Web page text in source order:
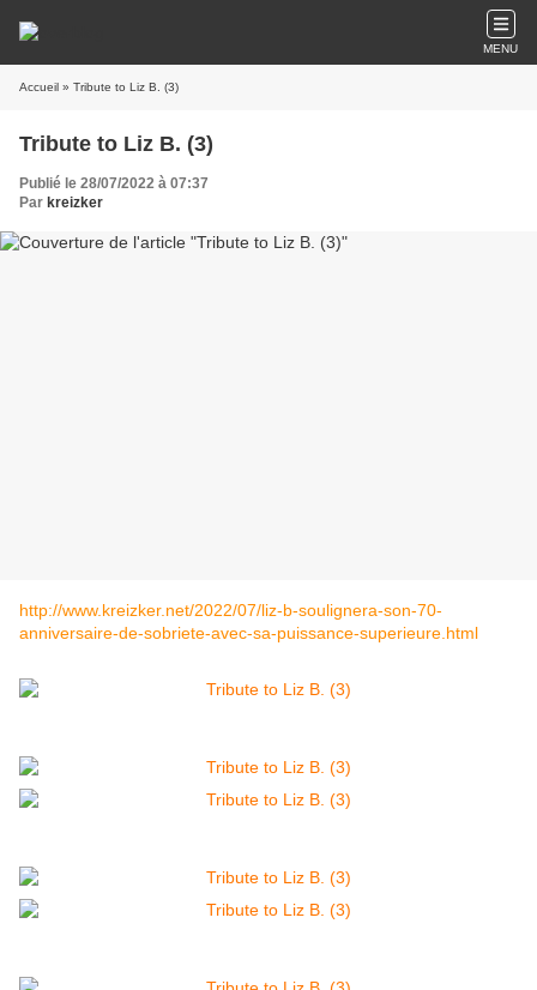
MENU
Accueil » Tribute to Liz B. (3)
Tribute to Liz B. (3)
Publié le 28/07/2022 à 07:37
Par kreizker
http://www.kreizker.net/2022/07/liz-b-soulignera-son-70-
anniversaire-de-sobriete-avec-sa-puissance-superieure.html